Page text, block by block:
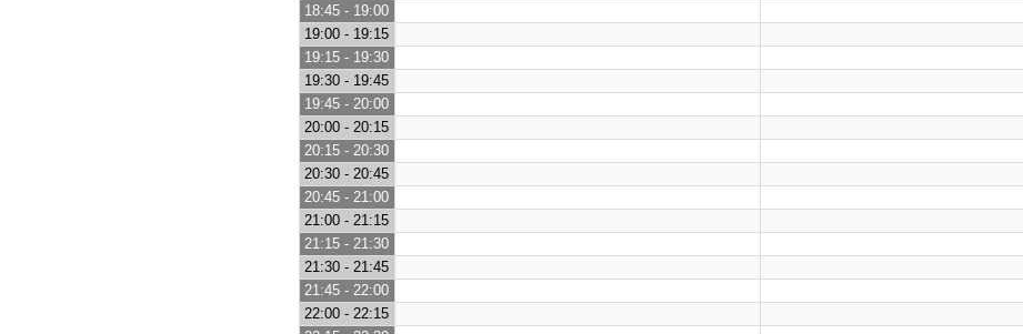
18:45 - 19:00
19:00 - 19:15
19:15 - 19:30
19:30 - 19:45
19:45 - 20:00
20:00 - 20:15
20:15 - 20:30
20:30 - 20:45
20:45 - 21:00
21:00 - 21:15
21:15 - 21:30
21:30 - 21:45
21:45 - 22:00
22:00 - 22:15